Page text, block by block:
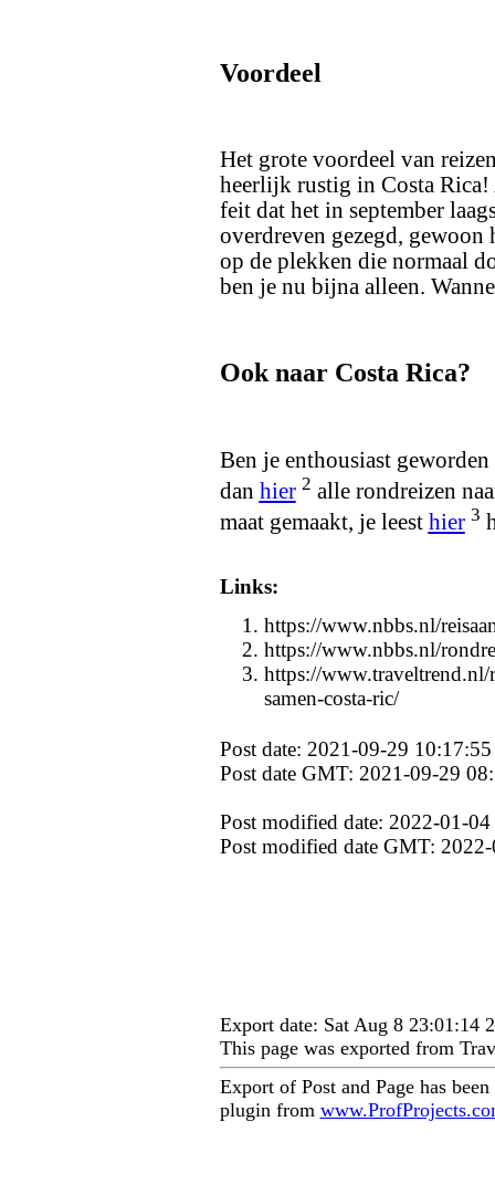
Voordeel
Het grote voordeel van
heerlijk rustig in Costa Rica!
feit dat het in september
overdreven gezegd,
op de plekken die normaal
ben je nu bijna alleen.
Ook naar Costa Rica?
Ben je enthousiast
dan hier 2 alle rondreizen
maat gemaakt, je leest hier 3
Links:
https://www.nbbs.nl/
https://www.nbbs.nl/
https://www.traveltrend.nl/
samen-costa-ric/
Post date: 2021-09-29 10:17:55
Post date GMT: 2021-09-29
Post modified date: 2022-01-
Post modified date GMT:
Export date: Sat Aug 8 23:01:14
This page was exported from
Export of Post and Page has
plugin from